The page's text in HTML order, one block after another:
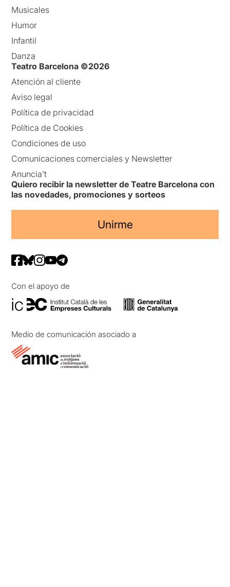
Musicales
Humor
Infantil
Danza
Teatro Barcelona ©2026
Atención al cliente
Aviso legal
Política de privacidad
Política de Cookies
Condiciones de uso
Comunicaciones comerciales y Newsletter
Anuncia’t
Quiero recibir la newsletter de Teatre Barcelona con
las novedades, promociones y sorteos
Unirme
Con el apoyo de
Medio de comunicación asociado a